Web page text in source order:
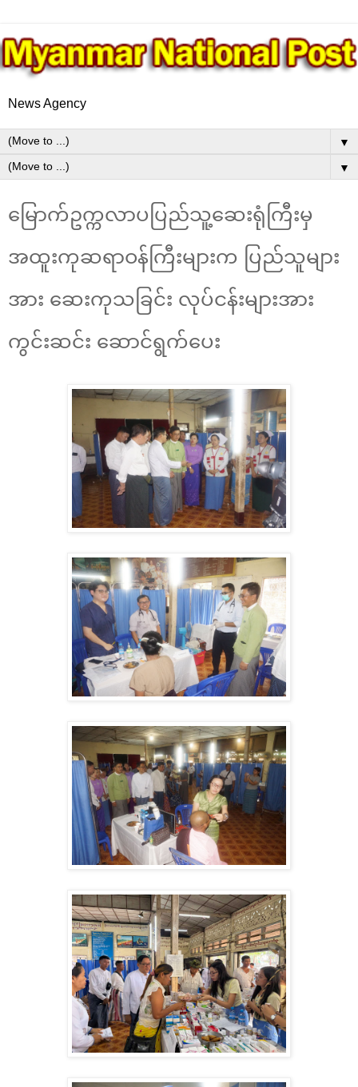
News Agency
▼
▼
မြောက်ဥက္ကလာပပြည်သူ့ဆေးရုံကြီးမှ
အထူးကုဆရာဝန်ကြီးများက ပြည်သူများ
အား ဆေးကုသခြင်း လုပ်ငန်းများအား
ကွင်းဆင်း ဆောင်ရွက်ပေး